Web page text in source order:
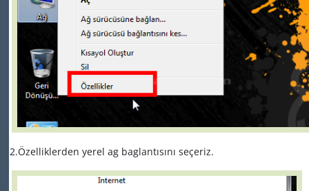
2.Özelliklerden yerel ag baglantısını seçeriz.